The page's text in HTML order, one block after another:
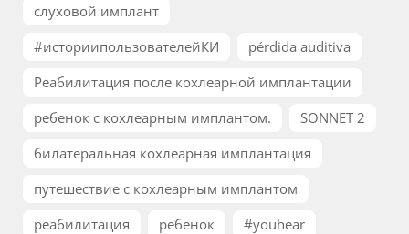
слуховой имплант
#историипользователейКИ
pérdida auditiva
Реабилитация после кохлеарной имплантации
ребенок с кохлеарным имплантом.
SONNET 2
билатеральная кохлеарная имплантация
путешествие с кохлеарным имплантом
реабилитация
ребенок
#youhear